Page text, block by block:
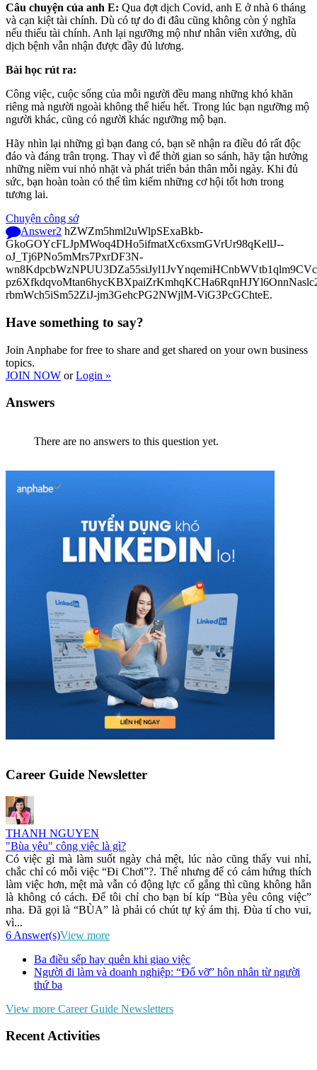
Câu chuyện của anh E: Qua đợt dịch Covid, anh E ở nhà 6 tháng
và cạn kiệt tài chính. Dù có tự do đi đâu cũng không còn ý nghĩa
nếu thiếu tài chính. Anh lại ngưỡng mộ như nhân viên xưởng, dù
dịch bệnh vẫn nhận được đầy đủ lương.
Bài học rút ra:
Công việc, cuộc sống của mỗi người đều mang những khó khăn
riêng mà người ngoài không thể hiểu hết. Trong lúc bạn ngưỡng mộ
người khác, cũng có người khác ngưỡng mộ bạn.
Hãy nhìn lại những gì bạn đang có, bạn sẽ nhận ra điều đó rất độc
đáo và đáng trân trọng. Thay vì để thời gian so sánh, hãy tận hưởng
những niềm vui nhỏ nhặt và phát triển bản thân mỗi ngày. Khi đủ
sức, bạn hoàn toàn có thể tìm kiếm những cơ hội tốt hơn trong
tương lai.
Chuyện công sở
Answer2 hZWZm5hml2uWlpSExaBkb-
GkoGOYcFLJpMWoq4DHo5ifmatXc6xsmGVrUr98qKellJ--
oJ_Tj6PNo5mMrs7PxrDF3N-
rbmWch5iSm52ZiJ-jm3GehcPG2NWjlM-ViG3PcGChteE.
Have something to say?
Join Anphabe for free to share and get shared on your own business
topics.
JOIN NOW orLogin »
Answers
There are no answers to this question yet.
Career Guide Newsletter
THANH NGUYEN
"Bùa yêu" công việc là gì?
Có việc gì mà làm suốt ngày chả mệt, lúc nào cũng thấy vui nhỉ,
chắc chỉ có mỗi việc “Đi Chơi”?. Thế nhưng để có cảm hứng thích
làm việc hơn, mệt mà vẫn có động lực cố gắng thì cũng không hẳn
là không có cách. Để tôi chỉ cho bạn bí kíp “Bùa yêu công việc”
nha. Đã gọi là “BÙA” là phải có chút tự kỷ ám thị. Đùa tí cho vui,
vì...
6 Answer(s)View more
Ba điều sếp hay quên khi giao việc
Người đi làm và doanh nghiệp: “Đổ vỡ” hôn nhân từ người
thứ ba
View more Career Guide Newsletters
Recent Activities